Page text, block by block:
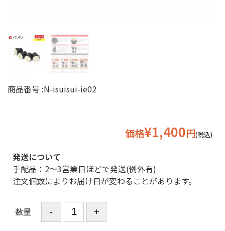
商品番号 :N-isuisui-ie02
価格¥1,400円(税込)
発送について
手配品：2〜3営業日ほどで発送(例外有)
注文個数によりお届け日が変わることがあります。
数量